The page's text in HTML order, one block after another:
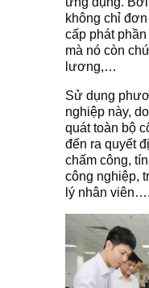
không chỉ
cấp phát
mà nó còn
lương,…
Sử dụng
nghiệp này,
quát toàn bộ
đến ra quyết
chấm công,
công nghiệp,
lý nhân viên….